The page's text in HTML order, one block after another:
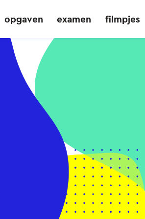
opgaven examen filmpjes